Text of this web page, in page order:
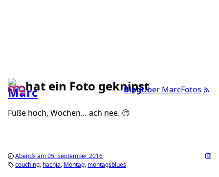
BlogÜber MarcFotos
hat ein Foto geknipst
Füße hoch, Wochen… ach nee. 😔
Abends am 05. September 2016
couching hachja Montag montagsblues